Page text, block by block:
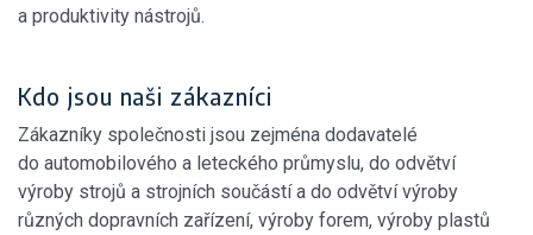
a produktivity nástrojů.
Kdo jsou naši zákazníci
Zákazníky společnosti jsou zejména dodavatelé
do automobilového a leteckého průmyslu, do odvětví
výroby strojů a strojních součástí a do odvětví výroby
různých dopravních zařízení, výroby forem, výroby plastů